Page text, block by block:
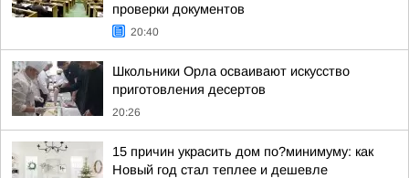
проверки документов
20:40
Школьники Орла осваивают искусство
приготовления десертов
20:26
15 причин украсить дом по?минимуму: как
Новый год стал теплее и дешевле